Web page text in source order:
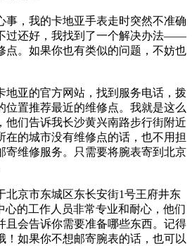
事，我的卡地亚手表走时突然不准确
过还好，我找到了一个解决办法——
点。如果你也有类似的问题，不妨也
地亚的官方网站，找到服务电话，拨
位置推荐最近的维修点。我就是这么
他们告诉我长沙黄兴南路步行街附近
在的城市没有维修点的话，也不用担
寄维修服务。只需要将腕表寄到北京
北京市东城区东长安街1号王府井东
心的工作人员非常专业和耐心，他们
且会告诉你需要准备哪些东西。记得
！如果你不想邮寄腕表的话，也可以